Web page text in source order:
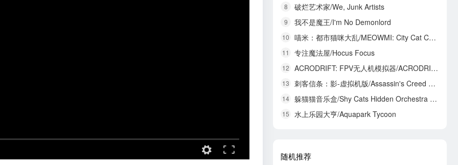
8 破烂艺术家/We, Junk Artists
9 我不是魔王/I'm No Demonlord
10 喵米：都市猫咪大乱/MEOWMI: City Cat Chaos
11 专注魔法屋/Hocus Focus
12 ACRODRIFT: FPV无人机模拟器/ACRODRIFT: FPV Drone Simulator
13 刺客信条：影-虚拟机版/Assassin's Creed Shadows HYPERVISOR
14 躲猫猫音乐盒/Shy Cats Hidden Orchestra 2 - The Return
15 水上乐园大亨/Aquapark Tycoon
随机推荐